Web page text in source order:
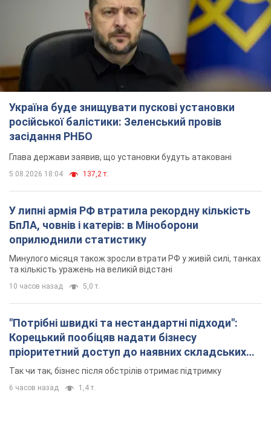
Україна буде знищувати пускові установки
російської балістики: Зеленський провів
засідання РНБО
Глава держави заявив, що установки будуть атаковані
5.08.2026 18:04 137,2 т.
У липні армія РФ втратила рекордну кількість
БпЛА, човнів і катерів: в Міноборони
оприлюднили статистику
Минулого місяця також зросли втрати РФ у живій силі, танках
та кількість уражень на великій відстані
10 часов назад 5,0 т.
"Потрібні швидкі та нестандартні підходи":
Корецький пообіцяв надати бізнесу
пріоритетний доступ до наявних складських
приміщень
Так чи так, бізнес після обстрілів отримає підтримку
6 часов назад 1,4 т.